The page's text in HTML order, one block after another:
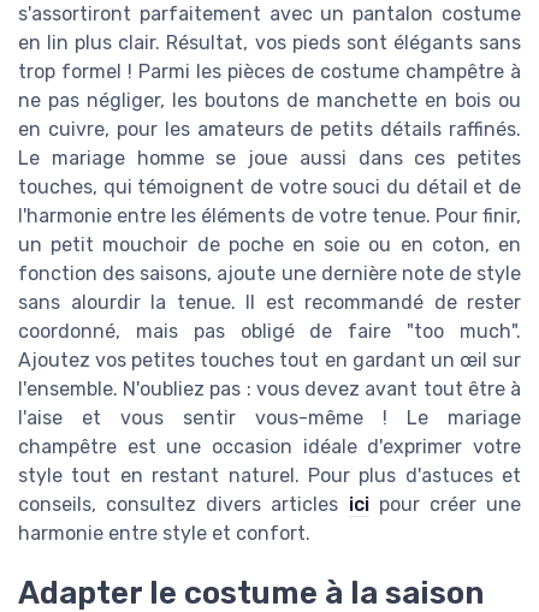
s'assortiront parfaitement avec un pantalon costume
en lin plus clair. Résultat, vos pieds sont élégants sans
trop formel ! Parmi les pièces de costume champêtre à
ne pas négliger, les boutons de manchette en bois ou
en cuivre, pour les amateurs de petits détails raffinés.
Le mariage homme se joue aussi dans ces petites
touches, qui témoignent de votre souci du détail et de
l'harmonie entre les éléments de votre tenue. Pour finir,
un petit mouchoir de poche en soie ou en coton, en
fonction des saisons, ajoute une dernière note de style
sans alourdir la tenue. Il est recommandé de rester
coordonné, mais pas obligé de faire "too much".
Ajoutez vos petites touches tout en gardant un œil sur
l'ensemble. N'oubliez pas : vous devez avant tout être à
l'aise et vous sentir vous-même ! Le mariage
champêtre est une occasion idéale d'exprimer votre
style tout en restant naturel. Pour plus d'astuces et
conseils, consultez divers articles icipour créer une
harmonie entre style et confort.
Adapter le costume à la saison